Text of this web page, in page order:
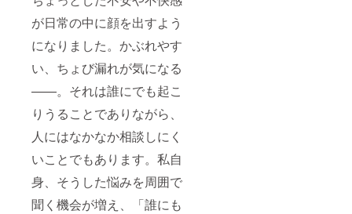
が日常の中に顔を出すよう
になりました。かぶれやす
い、ちょび漏れが気になる
——。それは誰にでも起こ
りうることでありながら、
人にはなかなか相談しにく
いことでもあります。私自
身、そうした悩みを周囲で
聞く機会が増え、「誰にも